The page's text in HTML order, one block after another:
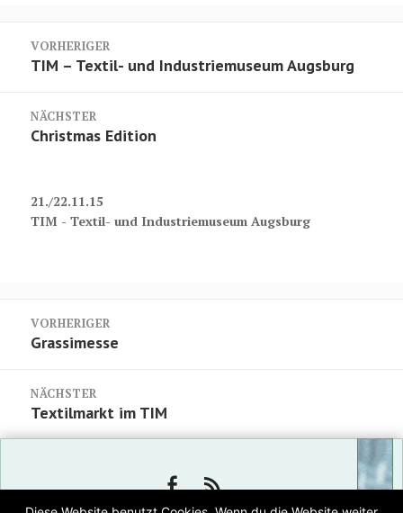
VORHERIGER
Vorheriger
TIM – Textil- und Industriemuseum Augsburg
NÄCHSTER
Nächster
Christmas Edition
21./22.11.15
TIM - Textil- und Industriemuseum Augsburg
VORHERIGER
Vorheriger
Grassimesse
NÄCHSTER
Nächster
Beitrag:
Textilmarkt im TIM
FACEBOOK
RSS